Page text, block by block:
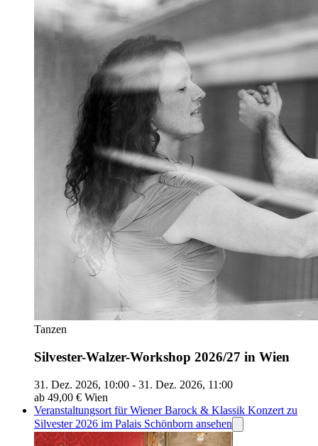
Tanzen
Silvester-Walzer-Workshop 2026/27 in Wien
31. Dez. 2026, 10:00 - 31. Dez. 2026, 11:00
ab 49,00 € Wien
Veranstaltungsort für Wiener Barock & Klassik Konzert zu
Silvester 2026 im Palais Schönborn ansehen